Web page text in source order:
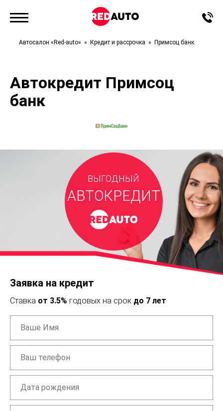
Автосалон «Red-auto» Кредит и рассрочка Примсоц банк
Автокредит Примсоц
банк
ВЫГОДНЫЙ
АВТОКРЕДИТ
Заявка на кредит
Ставка от 3.5% годовых на срок до 7 лет